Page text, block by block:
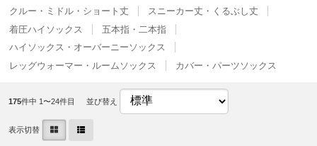
クルー・ミドル・ショート丈
スニーカー丈・くるぶし丈
着圧ハイソックス
五本指・二本指
ハイソックス・オーバーニーソックス
レッグウォーマー・ルームソックス
カバー・パーツソックス
175件中 1〜24件目 並び替え
表示切替